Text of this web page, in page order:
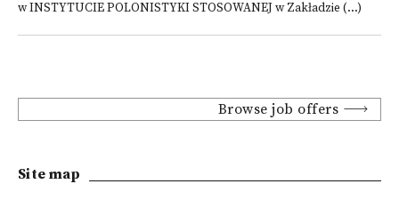
w INSTYTUCIE POLONISTYKI STOSOWANEJ w Zakładzie (...)
Browse job offers
Site map